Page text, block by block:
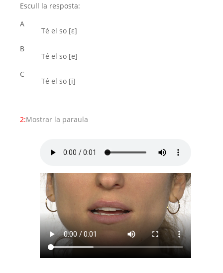
Escull la resposta:
A
Té el so [ε]
B
Té el so [e]
C
Té el so [i]
2:Mostrar la paraula